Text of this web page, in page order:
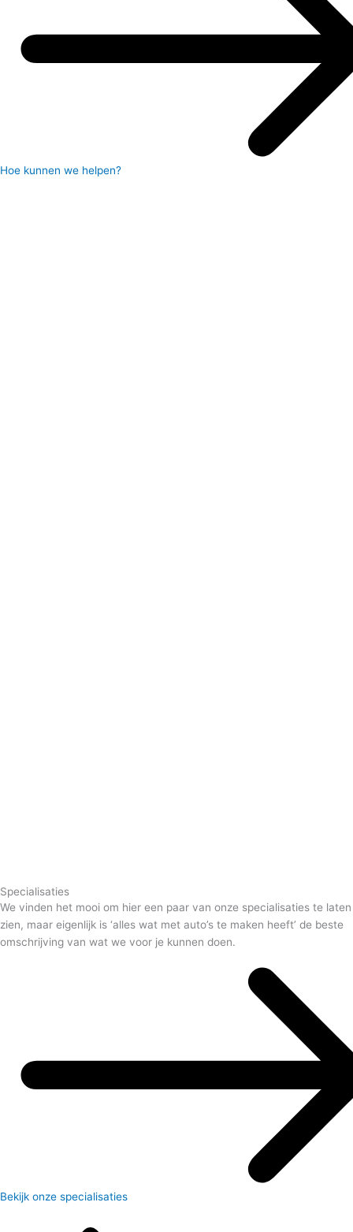
Hoe kunnen we helpen?
Specialisaties
We vinden het mooi om hier een paar van onze specialisaties te laten
zien, maar eigenlijk is ‘alles wat met auto’s te maken heeft’ de beste
omschrijving van wat we voor je kunnen doen.
Bekijk onze specialisaties